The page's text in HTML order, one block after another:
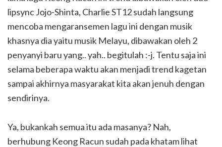
lipsync Jojo-Shinta, Charlie ST12 sudah langsung
mencoba mengaransemen lagu ini dengan musik
khasnya dia yaitu musik Melayu, dibawakan oleh 2
penyanyi baru yang.. yah.. begitulah :-j. Tentu saja ini
selama beberapa waktu akan menjadi trend kagetan
sampai akhirnya masyarakat kita akan jenuh dengan
sendirinya.
Ya, bukankah semua itu ada masanya? Nah,
berhubung Keong Racun sudah pada khatam lihat